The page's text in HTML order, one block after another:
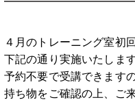
４月のトレーニング室初
下記の通り実施いたします
予約不要で受講できます
持ち物をご確認の上、ご